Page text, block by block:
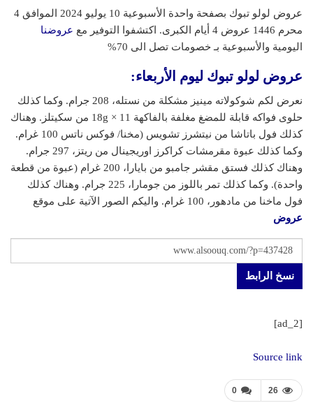
عروض لولو تبوك بصفحة واحدة الأسبوعية 10 يوليو 2024 الموافق 4
محرم 1446 عروض 4 أيام الكبرى. اكتشفوا التوفير مع
عروضنا
اليومية والأسبوعية بـ خصومات تصل الى 70%
عروض لولو تبوك ليوم الأربعاء:
نعرض لكم شوكولاته مينيز مشكلة من نستله، 208 جرام. وكما كذلك
حلوى فواكه قابلة للمضغ مغلفة بالفاكهة 11 × 18g من سكيتلز. وهناك
كذلك فول باتاشا من نيتشرز تشويس (مخنا/ فوكس ناتس 100 غرام.
وكما كذلك عبوة مقرمشات كراكرز اوريجينال من ريتز، 297 جرام.
وهناك كذلك فستق مقشر جامبو من بايارا، 200 غرام (عبوة من قطعة
واحدة). وكما كذلك تمر باللوز من جومارا، 225 جرام. وهناك كذلك
فول ماخنا من مادهور، 100 غرام. واليكم الصور الآتية على موقع
عروض
نسخ الرابط
[ad_2]
Source link
0 26